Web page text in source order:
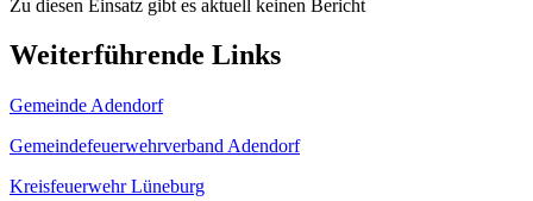
Zu diesen Einsatz gibt es aktuell keinen Bericht
Weiterführende Links
Gemeinde Adendorf
Gemeindefeuerwehrverband Adendorf
Kreisfeuerwehr Lüneburg